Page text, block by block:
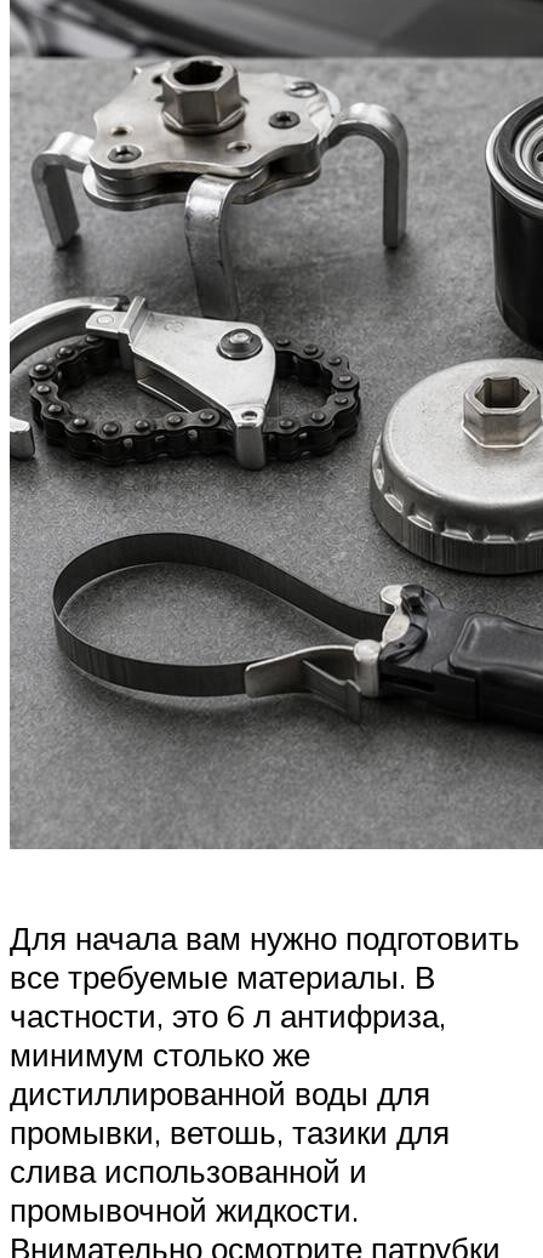
Для начала вам нужно подготовить
все требуемые материалы. В
частности, это 6 л антифриза,
минимум столько же
дистиллированной воды для
промывки, ветошь, тазики для
слива использованной и
промывочной жидкости.
Внимательно осмотрите патрубки